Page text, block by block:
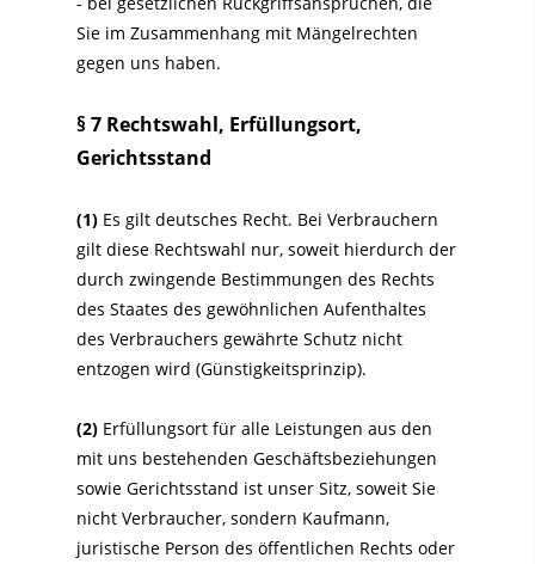
Sie im Zusammenhang mit Mängelrechten
gegen uns haben.
§ 7 Rechtswahl, Erfüllungsort,
Gerichtsstand
(1) Es gilt deutsches Recht. Bei Verbrauchern
gilt diese Rechtswahl nur, soweit hierdurch der
durch zwingende Bestimmungen des Rechts
des Staates des gewöhnlichen Aufenthaltes
des Verbrauchers gewährte Schutz nicht
entzogen wird (Günstigkeitsprinzip).
(2) Erfüllungsort für alle Leistungen aus den
mit uns bestehenden Geschäftsbeziehungen
sowie Gerichtsstand ist unser Sitz, soweit Sie
nicht Verbraucher, sondern Kaufmann,
juristische Person des öffentlichen Rechts oder